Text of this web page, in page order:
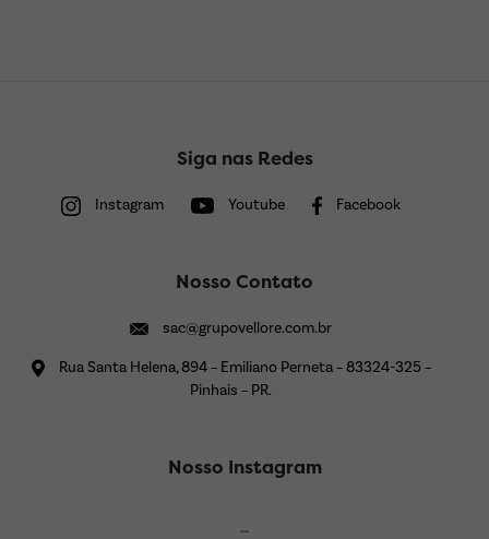
Siga nas Redes
Instagram Youtube Facebook
Nosso Contato
sac@grupovellore.com.br
Rua Santa Helena, 894 – Emiliano Perneta – 83324-325 –
Pinhais – PR.
Nosso Instagram
…